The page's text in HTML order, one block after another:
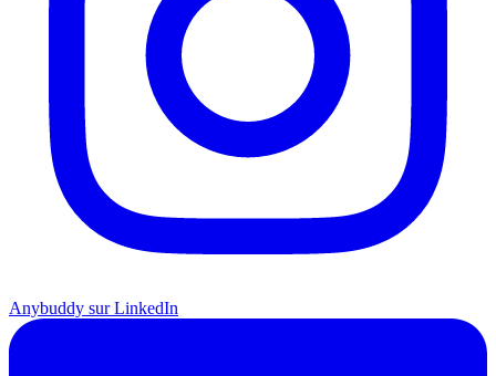
Anybuddy sur LinkedIn